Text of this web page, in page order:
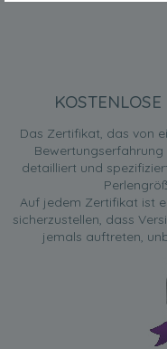
Das Zertifikat, das von
detailliert und
Auf jedem Zertifikat ist
sicherzustellen, dass
jemals auftreten,